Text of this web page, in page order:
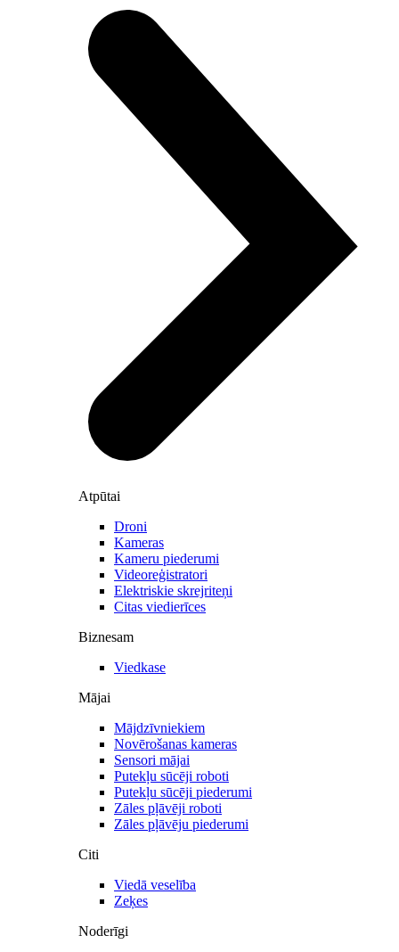
Atpūtai
Droni
Kameras
Kameru piederumi
Videoreģistratori
Elektriskie skrejriteņi
Citas viedierīces
Biznesam
Viedkase
Mājai
Mājdzīvniekiem
Novērošanas kameras
Sensori mājai
Putekļu sūcēji roboti
Putekļu sūcēji piederumi
Zāles pļāvēji roboti
Zāles pļāvēju piederumi
Citi
Viedā veselība
Zeķes
Noderīgi